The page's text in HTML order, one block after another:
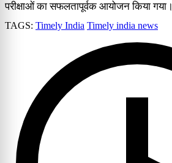
परीक्षाओं का सफलतापूर्वक आयोजन किया गया।
TAGS: Timely India Timely india news